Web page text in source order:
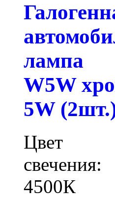
лампа
W5W
5W
Цвет
свечения:
4500К